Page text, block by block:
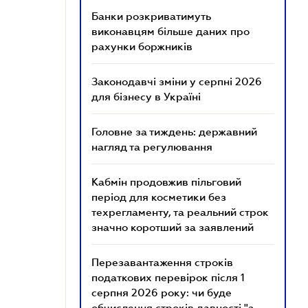
Банки розкриватимуть
виконавцям більше даних про
рахунки боржників
Законодавчі зміни у серпні 2026
для бізнесу в Україні
Головне за тиждень: державний
нагляд та регулювання
Кабмін продовжив пільговий
період для косметики без
техрегламенту, та реальний строк
значно коротший за заявлений
Перезавантаження строків
податкових перевірок після 1
серпня 2026 року: чи буде